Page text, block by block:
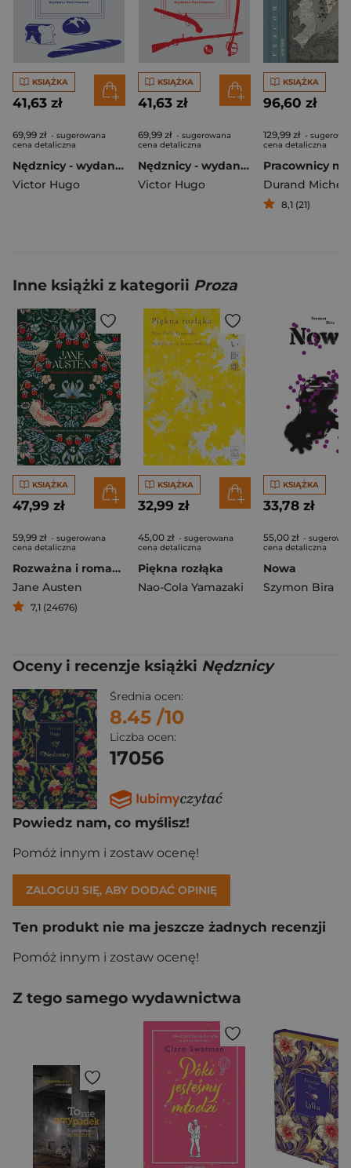
KSIĄŻKA
41,63 zł
69,99 zł - sugerowana
cena detaliczna
Nędznicy - wydanie ilustrowane t. 1
Victor Hugo
KSIĄŻKA
41,63 zł
69,99 zł - sugerowana
cena detaliczna
Nędznicy - wydanie ilustrowane t. 2
Victor Hugo
KSIĄŻKA
96,60 zł
129,99 zł -
cena detaliczna
Pracownicy
Durand Michel
8,1 (21)
Inne książki z kategorii Proza
KSIĄŻKA
47,99 zł
59,99 zł - sugerowana
cena detaliczna
Rozważna i romantyczna
Jane Austen
7,1 (24676)
KSIĄŻKA
32,99 zł
45,00 zł - sugerowana
cena detaliczna
Piękna rozłąka
Nao-Cola Yamazaki
KSIĄŻKA
33,78 zł
55,00 zł -
cena detaliczna
Nowa
Szymon Bira
Oceny i recenzje książki Nędznicy
Średnia ocen:
8.45 /10
Liczba ocen:
17056
Powiedz nam, co myślisz!
Pomóż innym i zostaw ocenę!
ZALOGUJ SIĘ, ABY DODAĆ OPINIĘ
Ten produkt nie ma jeszcze żadnych recenzji
Pomóż innym i zostaw ocenę!
Z tego samego wydawnictwa